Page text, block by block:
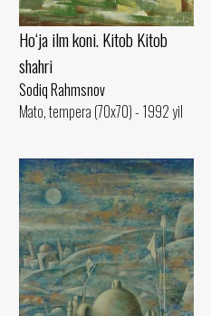
Ho‘ja ilm koni. Kitob Kitob
shahri
Sodiq Rahmsnov
Mato, tempera (70x70) - 1992 yil